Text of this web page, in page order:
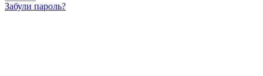
Забули пароль?